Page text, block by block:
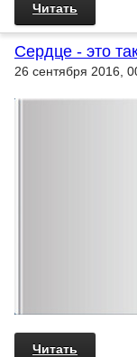
Читать
Сердце - это
26 сентября 2016,
Читать